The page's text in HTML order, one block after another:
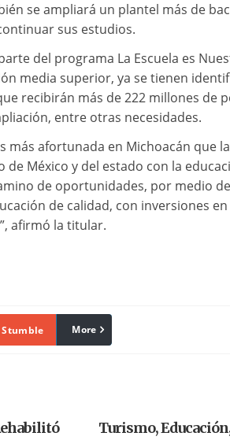
se ampliará un plantel más de
sus estudios.
del programa La Escuela es
media superior, ya se tienen
recibirán más de 222 millones de
entre otras necesidades.
más afortunada en Michoacán que
México y del estado con la
de oportunidades, por medio
de calidad, con inversiones
afirmó la titular.
Stumble linkedin
More
Turismo,